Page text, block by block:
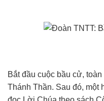
Bắt đầu cuộc bầu cử,
Thánh Thần. Sau đó, một